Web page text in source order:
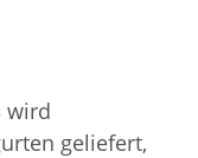
wird
geliefert,